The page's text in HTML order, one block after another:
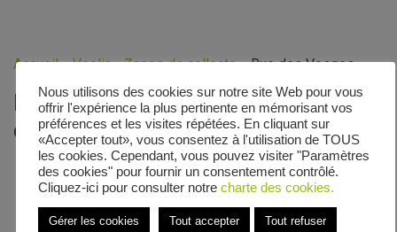
Accueil»Veolia - Zones de collecte»Rue des Vosges
Le calendrier de collecte de Rue
des Vosges
Retour à la liste des communes
Nous utilisons des cookies sur notre site Web pour vous
offrir l'expérience la plus pertinente en mémorisant vos
préférences et les visites répétées. En cliquant sur
«Accepter tout», vous consentez à l'utilisation de TOUS
les cookies. Cependant, vous pouvez visiter "Paramètres
des cookies" pour fournir un consentement contrôlé.
Cliquez-ici pour consulter notre charte des cookies.
Gérer les cookies Tout accepter Tout refuser